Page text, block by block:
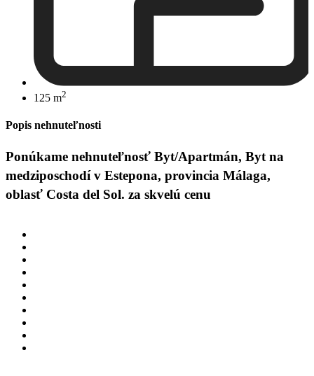
125 m2
Popis nehnuteľnosti
Ponúkame nehnuteľnosť Byt/Apartmán, Byt na
medziposchodí v Estepona, provincia Málaga,
oblasť Costa del Sol. za skvelú cenu